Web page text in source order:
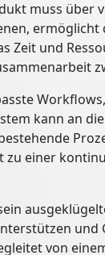
muss über
ermöglicht
Zeit und
kann an
einer
von